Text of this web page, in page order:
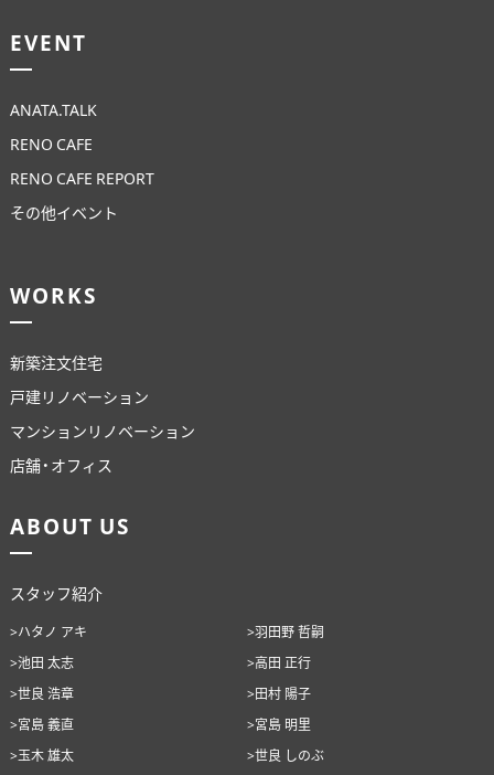
EVENT
ANATA.TALK
RENO CAFE
RENO CAFE REPORT
その他イベント
WORKS
新築注文住宅
戸建リノベーション
マンションリノベーション
店舗・オフィス
ABOUT US
スタッフ紹介
>ハタノ アキ
>羽田野 哲嗣
>池田 太志
>高田 正行
>世良 浩章
>田村 陽子
>宮島 義直
>宮島 明里
>玉木 雄太
>世良 しのぶ